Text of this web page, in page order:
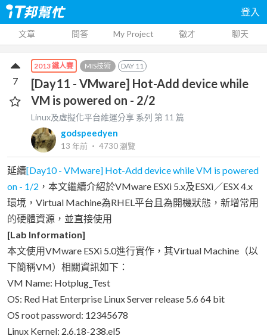
登入
文章 問答 My Project 徵才 聊天
2013 鐵人賽 MIS技術 DAY 11
[Day11 - VMware] Hot-Add device while
VM is powered on - 2/2
Linux及虛擬化平台維運分享 系列 第 11 篇
godspeedyen
13 年前 ‧ 4730瀏覽
7
延續[Day10 - VMware] Hot-Add device while VM is powered
on - 1/2 ，本文繼續介紹於VMware ESXi 5.x及ESXi／ESX 4.x
環境，Virtual Machine為RHEL平台且為開機狀態，新增常用
的硬體資源，並直接使用
[Lab Information]
本文使用VMware ESXi 5.0進行實作，其Virtual Machine（以
下簡稱VM）相關資訊如下：
VM Name: Hotplug_Test
OS: Red Hat Enterprise Linux Server release 5.6 64 bit
OS root password: 12345678
Linux Kernel: 2.6.18-238.el5